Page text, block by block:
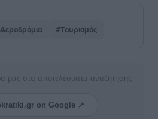
#Τουρισμός
μας στα αποτελέσματα αναζήτησης
on Google ↗